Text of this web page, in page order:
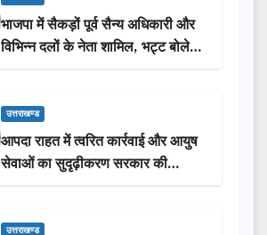
भाजपा में सैकड़ों पूर्व सैन्य अधिकारी और
विभिन्न दलों के नेता शामिल, भट्ट बोले-
2027 में जीत की हैट्रिक लगाएगी पार्टी
उत्तराखण्ड
आपदा राहत में त्वरित कार्रवाई और आयुष
सेवाओं का सुदृढ़ीकरण सरकार की
प्राथमिकता: मदन कौशिक
उत्तराखण्ड